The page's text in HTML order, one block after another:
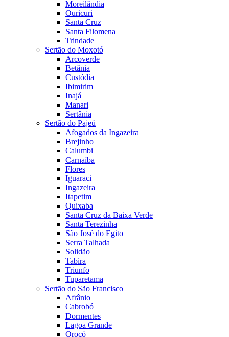
Moreilândia
Ouricuri
Santa Cruz
Santa Filomena
Trindade
Sertão do Moxotó
Arcoverde
Betânia
Custódia
Ibimirim
Inajá
Manari
Sertânia
Sertão do Pajeú
Afogados da Ingazeira
Brejinho
Calumbi
Carnaíba
Flores
Iguaraci
Ingazeira
Itapetim
Quixaba
Santa Cruz da Baixa Verde
Santa Terezinha
São José do Egito
Serra Talhada
Solidão
Tabira
Triunfo
Tuparetama
Sertão do São Francisco
Afrânio
Cabrobó
Dormentes
Lagoa Grande
Orocó